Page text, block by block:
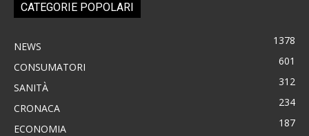
CATEGORIE POPOLARI
NEWS 1378
CONSUMATORI 601
SANITÀ 312
CRONACA 234
ECONOMIA 187